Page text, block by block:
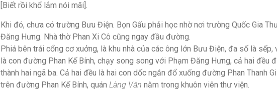
[Biết rồi khổ lắm nói mãi].
Khi đó, chưa có trường Bưu Điện. Bọn Gấu phải học nhờ nơi trường Quốc Gia
Đăng Hưng. Nhà thờ Phan Xi Cô cũng ngay đầu đường.
Phiá bên trái cổng cơ xuởng, là khu nhà của các ông lớn Bưu Điện, đa số là
là con đường Phan Kế Bính, chạy song song với Phạm Đăng Hưng, cả hai đều
thành hai ngã ba. Cả hai đều là hai con dốc ngắn đổ xuống đường Phan Thanh
trên đường Phan Kế Bính, quán Làng Văn nằm trong khuôn viên thư viện.